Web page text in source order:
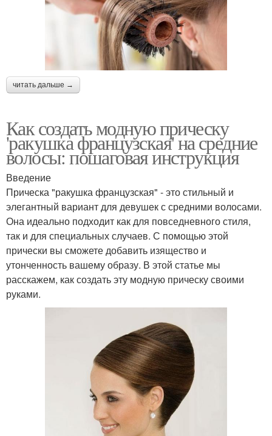
читать дальше →
Как создать модную прическу
'ракушка французская' на средние
волосы: пошаговая инструкция
Введение
Прическа "ракушка французская" - это стильный и
элегантный вариант для девушек с средними волосами.
Она идеально подходит как для повседневного стиля,
так и для специальных случаев. С помощью этой
прически вы сможете добавить изящество и
утонченность вашему образу. В этой статье мы
расскажем, как создать эту модную прическу своими
руками.